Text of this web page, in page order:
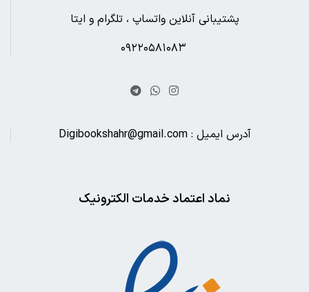
پشتیبانی آنلاین واتساپ ، تلگرام و ایتا
آدرس ایمیل : Digibookshahr@gmail.com
نماد اعتماد خدمات الکترونیک